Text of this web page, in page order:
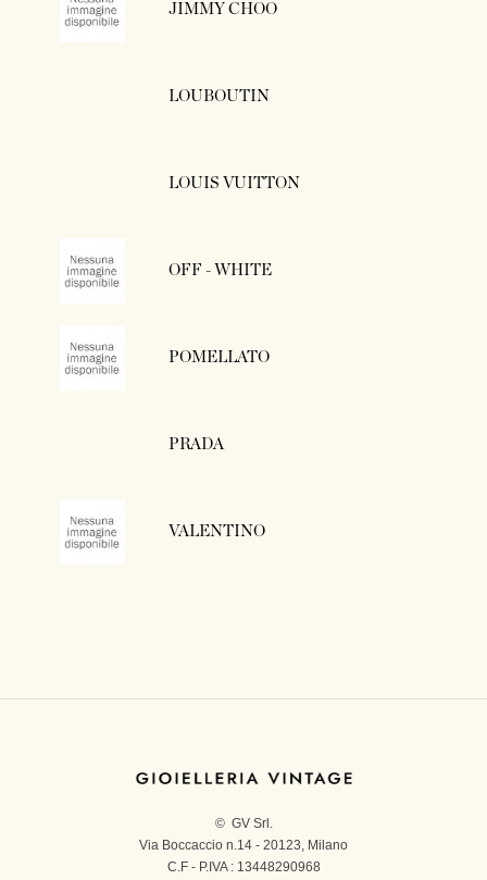
JIMMY CHOO
LOUBOUTIN
LOUIS VUITTON
OFF - WHITE
POMELLATO
PRADA
VALENTINO
© GV Srl.
Via Boccaccio n.14 - 20123, Milano
C.F - P.IVA : 13448290968